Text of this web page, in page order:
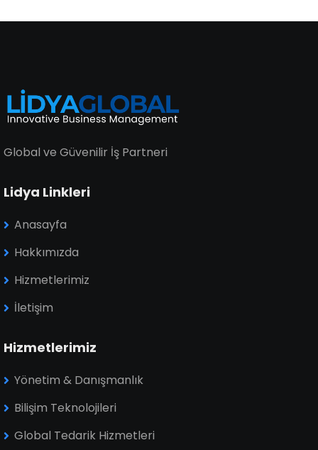
Global ve Güvenilir İş Partneri
Lidya Linkleri
Anasayfa
Hakkımızda
Hizmetlerimiz
İletişim
Hizmetlerimiz
Yönetim & Danışmanlık
Bilişim Teknolojileri
Global Tedarik Hizmetleri